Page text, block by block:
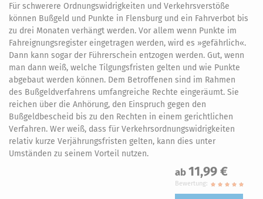
Für schwerere Ordnungswidrigkeiten und Verkehrsverstöße
können Bußgeld und Punkte in Flensburg und ein Fahrverbot bis
zu drei Monaten verhängt werden. Vor allem wenn Punkte im
Fahreignungsregister eingetragen werden, wird es »gefährlich«.
Dann kann sogar der Führerschein entzogen werden. Gut, wenn
man dann weiß, welche Tilgungsfristen gelten und wie Punkte
abgebaut werden können. Dem Betroffenen sind im Rahmen
des Bußgeldverfahrens umfangreiche Rechte eingeräumt. Sie
reichen über die Anhörung, den Einspruch gegen den
Bußgeldbescheid bis zu den Rechten in einem gerichtlichen
Verfahren. Wer weiß, dass für Verkehrsordnungswidrigkeiten
relativ kurze Verjährungsfristen gelten, kann dies unter
Umständen zu seinem Vorteil nutzen.
ab 11,99 €
Bewertung: